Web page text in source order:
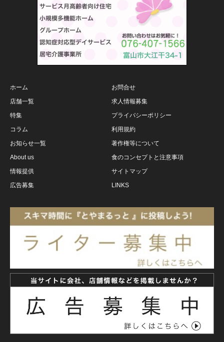
ホーム
店舗一覧
特集
コラム
お知らせ一覧
About us
情報提供
広告募集
お問合せ
求人情報募集
プライバシーポリシー
利用規約
著作権等について
食のコンセプトと注意事項
サイトマップ
LINKS